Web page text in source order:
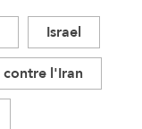
Israel
l'Iran